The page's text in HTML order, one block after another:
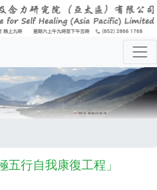
五行自我康復工程」